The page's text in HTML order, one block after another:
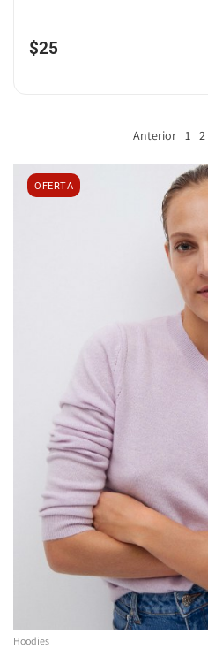
$25
Anterior 1 2
OFERTA
Hoodies